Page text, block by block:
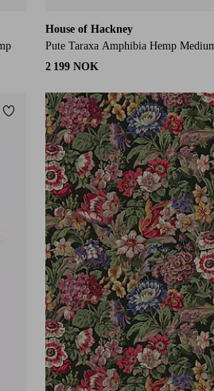
House of Hackney
Pute Taraxa Amphibia Hemp
2 199 NOK
Legg til favoritter